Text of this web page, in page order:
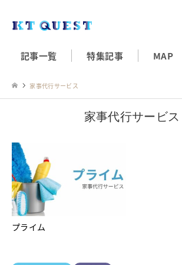
記事一覧 特集記事 MAP
家事代行サービス
家事代行サービス
プライム